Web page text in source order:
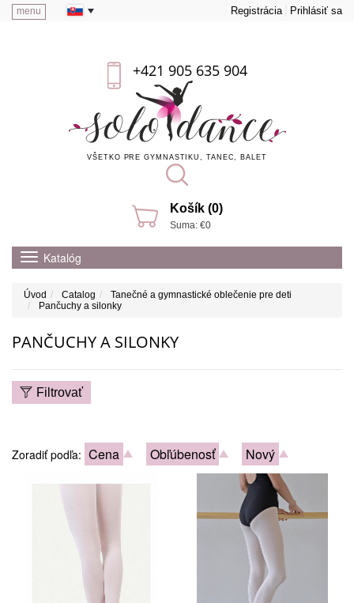
menu Registrácia Prihlásiť sa
+421 905 635 904
VŠETKO PRE GYMNASTIKU, TANEC, BALET
Košík (0)
Suma: €0
Katalóg
Úvod Catalog
Tanečné a gymnastické oblečenie pre deti
Pančuchy a silonky
PANČUCHY A SILONKY
Filtrovať
Zoradiť podľa: Cena Obľúbenosť Nový